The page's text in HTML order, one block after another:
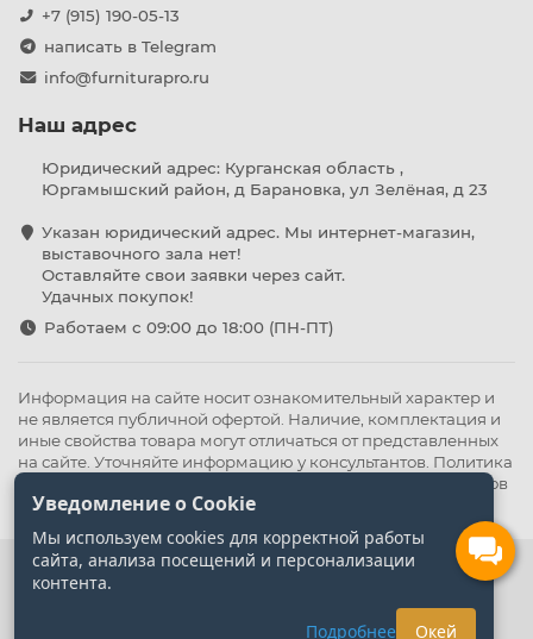
+7 (915) 190-05-13
написать в Telegram
info@furniturapro.ru
Наш адрес
Юридический адрес: Курганская область ,
Юргамышский район, д Барановка, ул Зелёная, д 23
Указан юридический адрес. Мы интернет-магазин,
выставочного зала нет!
Оставляйте свои заявки через сайт.
Удачных покупок!
Работаем с 09:00 до 18:00 (ПН-ПТ)
Информация на сайте носит ознакомительный характер и
не является публичной офертой. Наличие, комплектация и
иные свойства товара могут отличаться от представленных
на сайте. Уточняйте информацию у консультантов. Политика
Политика обработки файлов
cookie
Уведомление о Cookie
Мы используем cookies для корректной работы
сайта, анализа посещений и персонализации
контента.
Подробнее Окей